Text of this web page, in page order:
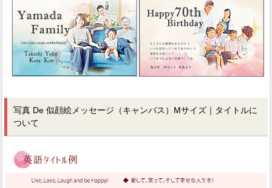
写真 De 似顔絵メッセージ（キャンバス）Mサイズ｜タイトルに
ついて